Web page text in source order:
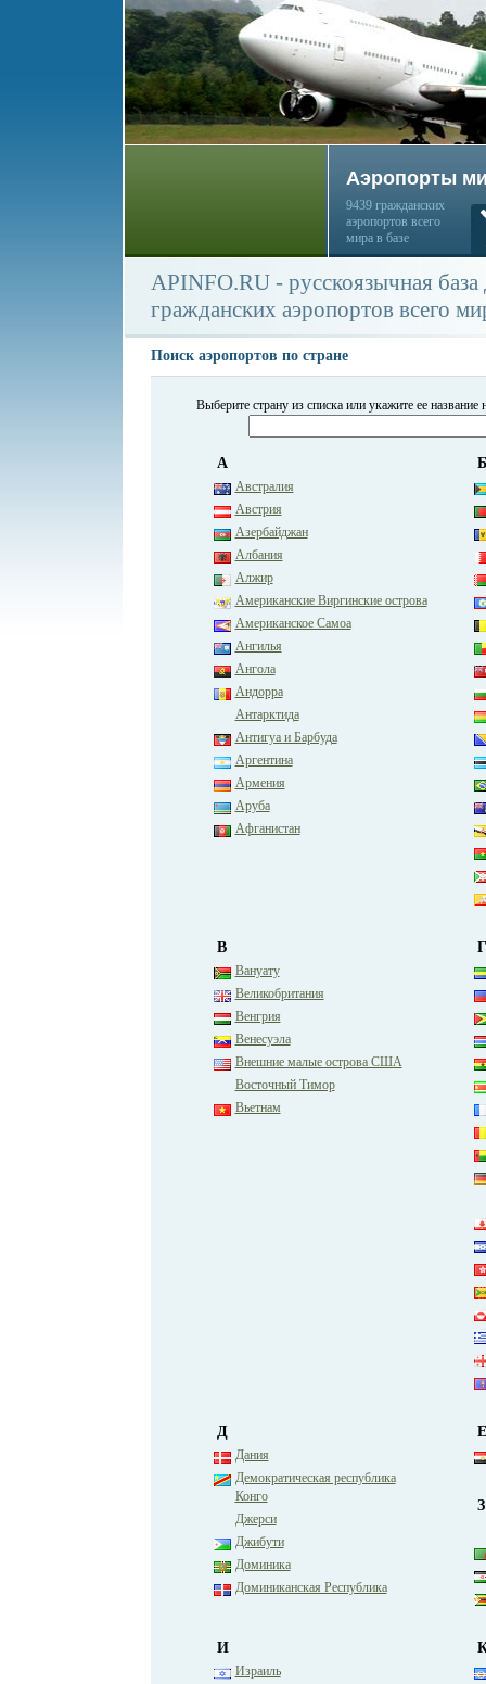
Аэропорты
9439 гражданских
аэропортов всего
мира в базе
APINFO.RU - русскоязычная
гражданских аэропортов всего
Поиск аэропортов по стране
Выберите страну из списка или укажите ее
А
Австралия
Австрия
Азербайджан
Албания
Алжир
Американские Виргинские острова
Американское Самоа
Ангилья
Ангола
Андорра
Антарктида
Антигуа и Барбуда
Аргентина
Армения
Аруба
Афганистан
Б
В
Вануату
Великобритания
Венгрия
Венесуэла
Внешние малые острова США
Восточный Тимор
Вьетнам
Г
Д
Дания
Демократическая республика
Конго
Джерси
Джибути
Доминика
Доминиканская Республика
Е
З
И
Израиль